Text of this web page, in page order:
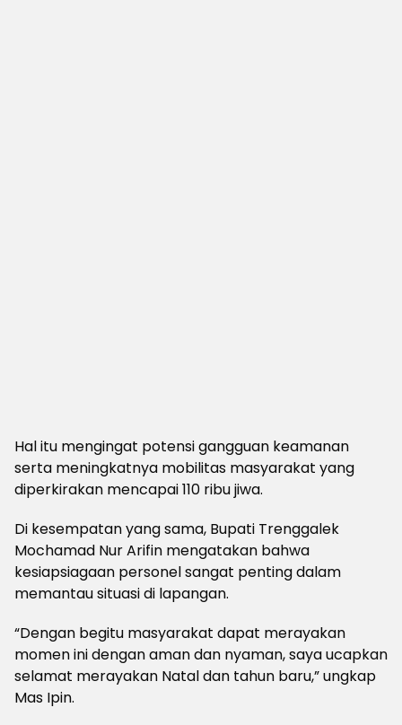
Hal itu mengingat potensi gangguan keamanan
serta meningkatnya mobilitas masyarakat yang
diperkirakan mencapai 110 ribu jiwa.
Di kesempatan yang sama, Bupati Trenggalek
Mochamad Nur Arifin mengatakan bahwa
kesiapsiagaan personel sangat penting dalam
memantau situasi di lapangan.
“Dengan begitu masyarakat dapat merayakan
momen ini dengan aman dan nyaman, saya ucapkan
selamat merayakan Natal dan tahun baru,” ungkap
Mas Ipin.